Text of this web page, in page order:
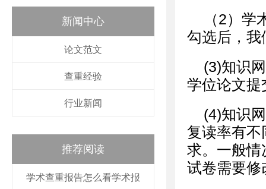
新闻中心
论文范文
查重经验
行业新闻
推荐阅读
学术查重报告怎么看学术报
（2）
勾选后，我
(3)知识
学位论文提
(4)知识
复读率有不
求。一般情
试卷需要修